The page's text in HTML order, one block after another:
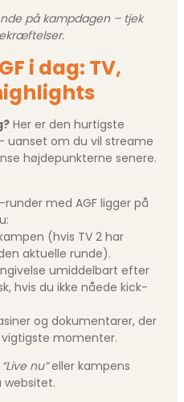
på kampdagen – tjek
i dag: TV,
Her er den hurtigste
uanset om du vil streame
højdepunkterne senere.
med AGF ligger på
(hvis TV 2 har
aktuelle runde).
umiddelbart efter
hvis du ikke nåede kick-
og dokumentarer, der
momenter.
“Live nu”eller kampens
websitet.